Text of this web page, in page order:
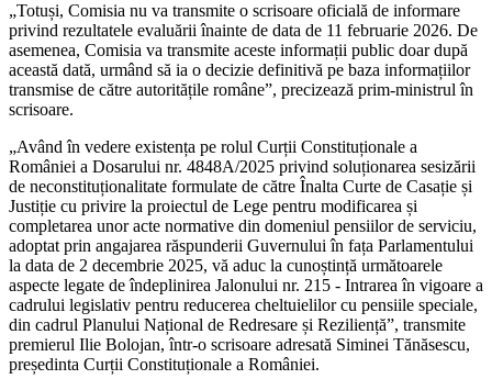
„Totuși, Comisia nu va transmite o scrisoare oficială de informare
privind rezultatele evaluării înainte de data de 11 februarie 2026. De
asemenea, Comisia va transmite aceste informații public doar după
această dată, urmând să ia o decizie definitivă pe baza informațiilor
transmise de către autoritățile române”, precizează prim-ministrul în
scrisoare.
„Având în vedere existența pe rolul Curții Constituționale a
României a Dosarului nr. 4848A/2025 privind soluționarea sesizării
de neconstituționalitate formulate de către Înalta Curte de Casație și
Justiție cu privire la proiectul de Lege pentru modificarea și
completarea unor acte normative din domeniul pensiilor de serviciu,
adoptat prin angajarea răspunderii Guvernului în fața Parlamentului
la data de 2 decembrie 2025, vă aduc la cunoștință următoarele
aspecte legate de îndeplinirea Jalonului nr. 215 - Intrarea în vigoare a
cadrului legislativ pentru reducerea cheltuielilor cu pensiile speciale,
din cadrul Planului Național de Redresare și Reziliență”, transmite
premierul Ilie Bolojan, într-o scrisoare adresată Siminei Tănăsescu,
președinta Curții Constituționale a României.